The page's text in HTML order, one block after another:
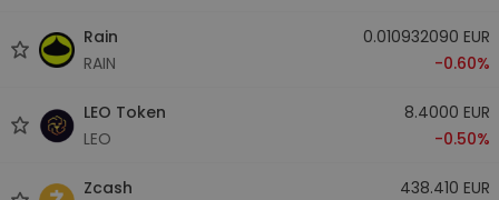
Rain
RAIN
0.010932090 EUR
-0.60%
LEO Token
LEO
8.4000 EUR
-0.50%
Zcash
438.410 EUR